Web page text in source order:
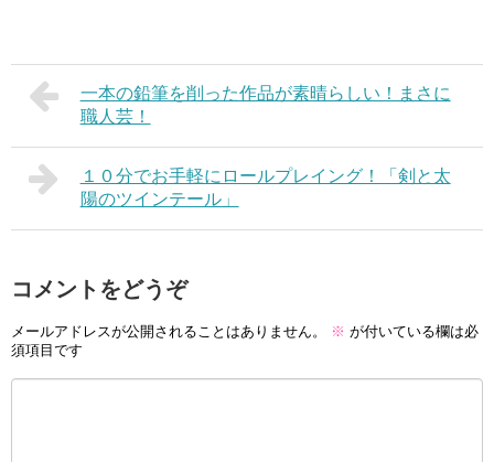
一本の鉛筆を削った作品が素晴らしい！まさに
職人芸！
１０分でお手軽にロールプレイング！「剣と太
陽のツインテール」
コメントをどうぞ
メールアドレスが公開されることはありません。 ※ が付いている欄は必
須項目です